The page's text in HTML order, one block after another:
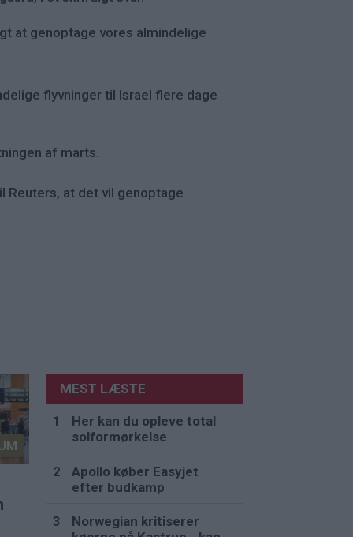
at genoptage vores almindelige
flyvninger til Israel flere dage
af marts.
Reuters, at det vil genoptage
MEST LÆSTE
Her kan du opleve total
solformørkelse
Apollo køber Easyjet
efter budkamp
Norwegian kritiserer